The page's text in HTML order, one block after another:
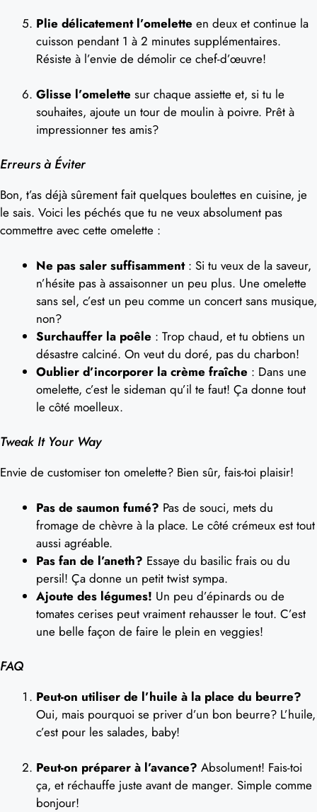
Plie délicatement l’omelette en deux et continue la
cuisson pendant 1 à 2 minutes supplémentaires.
Résiste à l’envie de démolir ce chef-d’œuvre!
Glisse l’omelette sur chaque assiette et, si tu le
souhaites, ajoute un tour de moulin à poivre. Prêt à
impressionner tes amis?
Erreurs à Éviter
Bon, t’as déjà sûrement fait quelques boulettes en cuisine, je
le sais. Voici les péchés que tu ne veux absolument pas
commettre avec cette omelette :
Ne pas saler suffisamment: Si tu veux de la saveur,
n’hésite pas à assaisonner un peu plus. Une omelette
sans sel, c’est un peu comme un concert sans musique,
non?
Surchauffer la poêle : Trop chaud, et tu obtiens un
désastre calciné. On veut du doré, pas du charbon!
Oublier d’incorporer la crème fraîche : Dans une
omelette, c’est le sideman qu’il te faut! Ça donne tout
le côté moelleux.
Tweak It Your Way
Envie de customiser ton omelette? Bien sûr, fais-toi plaisir!
Pas de saumon fumé? Pas de souci, mets du
fromage de chèvre à la place. Le côté crémeux est tout
aussi agréable.
Pas fan de l’aneth? Essaye du basilic frais ou du
persil! Ça donne un petit twist sympa.
Ajoute des légumes! Un peu d’épinards ou de
tomates cerises peut vraiment rehausser le tout. C’est
une belle façon de faire le plein en veggies!
FAQ
Peut-on utiliser de l’huile à la place du beurre?
Oui, mais pourquoi se priver d’un bon beurre? L’huile,
c’est pour les salades, baby!
Peut-on préparer à l’avance? Absolument! Fais-toi
ça, et réchauffe juste avant de manger. Simple comme
bonjour!